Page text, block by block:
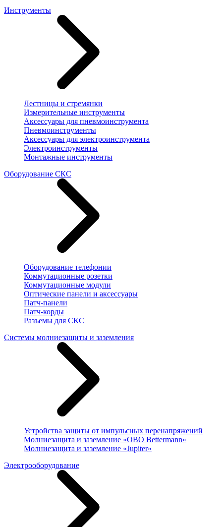
Инструменты
Лестницы и стремянки
Измерительные инструменты
Аксессуары для пневмоинструмента
Пневмоинструменты
Аксессуары для электроинструмента
Электроинструменты
Монтажные инструменты
Оборудование СКС
Оборудование телефонии
Коммутационные розетки
Коммутационные модули
Оптические панели и аксессуары
Патч-панели
Патч-корды
Разъемы для СКС
Системы молниезащиты и заземления
Устройства защиты от импульсных перенапряжений
Молниезащита и заземление «OBO Bettermann»
Молниезащита и заземление «Jupiter»
Электрооборудование